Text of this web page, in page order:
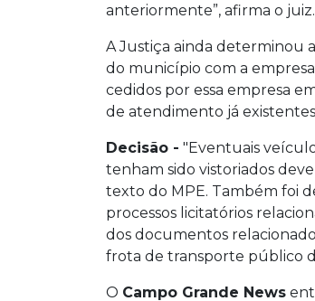
anteriormente”, afirma o juiz.
A Justiça ainda determinou
do município com a
cedidos por essa empresa
de atendimento já
Decisão - "Eventuais
tenham sido vistoriados
texto do MPE. Também foi
processos licitatórios
dos documentos
frota de transporte público
O Campo Grande News